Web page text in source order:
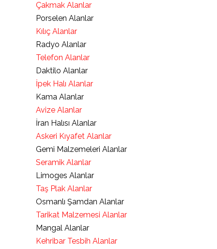
Çakmak Alanlar
Porselen Alanlar
Kılıç Alanlar
Radyo Alanlar
Telefon Alanlar
Daktilo Alanlar
İpek Halı Alanlar
Kama Alanlar
Avize Alanlar
İran Halısı Alanlar
Askeri Kıyafet Alanlar
Gemi Malzemeleri Alanlar
Seramik Alanlar
Limoges Alanlar
Taş Plak Alanlar
Osmanlı Şamdan Alanlar
Tarikat Malzemesi Alanlar
Mangal Alanlar
Kehribar Tesbih Alanlar